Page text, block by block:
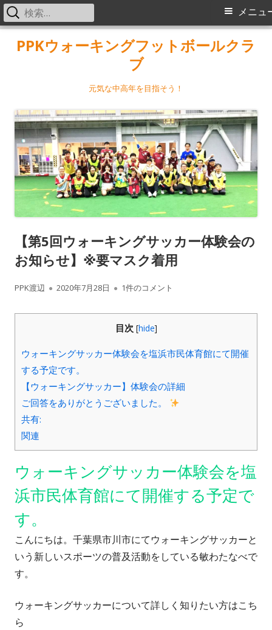
PPKウォーキングフットボールクラ
ブ
元気な中高年を目指そう！
メ
メニュ
検
索:
【第5回ウォーキングサッカー体験会の
お知らせ】※要マスク着用
作
PPK渡辺
公
2020年7月28日 【第5回ウォーキングサッカー体験会の
1件のコメント
目次 [hide]
ウォーキングサッカー体験会を塩浜市民体育館にて開催
する予定です。
【ウォーキングサッカー】体験会の詳細
ご回答をありがとうございました。
共有:
関連
ウォーキングサッカー体験会を塩
浜市民体育館にて開催する予定で
す。
こんにちは。千葉県市川市にてウォーキングサッカーと
いう新しいスポーツの普及活動をしている敏わたなべで
す。
ウォーキングサッカーについて詳しく知りたい方はこち
ら